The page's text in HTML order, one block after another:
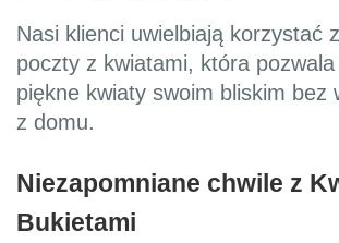
Nasi klienci uwielbiają korzystać
poczty z kwiatami, która pozwala
piękne kwiaty swoim bliskim bez
z domu.
Niezapomniane chwile z
Bukietami